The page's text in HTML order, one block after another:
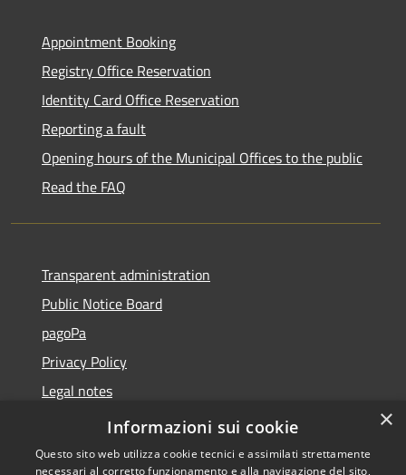
Appointment Booking
Registry Office Reservation
Identity Card Office Reservation
Reporting a fault
Opening hours of the Municipal Offices to the public
Read the FAQ
Transparent administration
Public Notice Board
pagoPa
Privacy Policy
Legal notes
Accessibility Statement
×
Informazioni sui cookie
Questo sito web utilizza cookie tecnici e assimilati strettamente
necessari al corretto funzionamento e alla navigazione del sito,